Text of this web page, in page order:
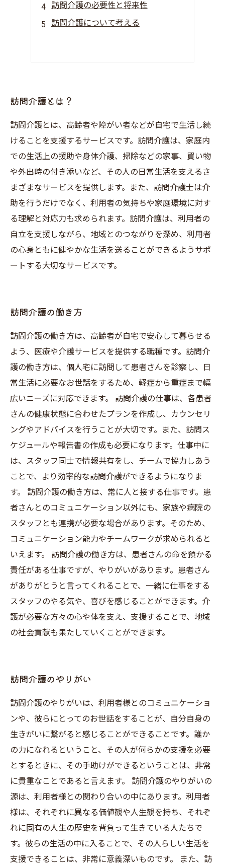
訪問介護の必要性と将来性
訪問介護について考える
訪問介護とは？
訪問介護とは、高齢者や障がい者などが自宅で生活し続
けることを支援するサービスです。訪問介護は、家庭内
での生活上の援助や身体介護、掃除などの家事、買い物
や外出時の付き添いなど、その人の日常生活を支えるさ
まざまなサービスを提供します。また、訪問介護士は介
助を行うだけでなく、利用者の気持ちや家庭環境に対す
る理解と対応力も求められます。訪問介護は、利用者の
自立を支援しながら、地域とのつながりを深め、利用者
の心身ともに健やかな生活を送ることができるようサポ
ートする大切なサービスです。
訪問介護の働き方
訪問介護の働き方は、高齢者が自宅で安心して暮らせる
よう、医療や介護サービスを提供する職種です。訪問介
護の働き方は、個人宅に訪問して患者さんを診察し、日
常生活に必要なお世話をするため、軽症から重症まで幅
広いニーズに対応できます。 訪問介護の仕事は、各患者
さんの健康状態に合わせたプランを作成し、カウンセリ
ングやアドバイスを行うことが大切です。また、訪問ス
ケジュールや報告書の作成も必要になります。仕事中に
は、スタッフ同士で情報共有をし、チームで協力しあう
ことで、より効率的な訪問介護ができるようになりま
す。 訪問介護の働き方は、常に人と接する仕事です。患
者さんとのコミュニケーション以外にも、家族や病院の
スタッフとも連携が必要な場合があります。そのため、
コミュニケーション能力やチームワークが求められると
いえます。 訪問介護の働き方は、患者さんの命を預かる
責任がある仕事ですが、やりがいがあります。患者さん
がありがとうと言ってくれることで、一緒に仕事をする
スタッフのやる気や、喜びを感じることができます。介
護が必要な方々の心や体を支え、支援することで、地域
の社会貢献も果たしていくことができます。
訪問介護のやりがい
訪問介護のやりがいは、利用者様とのコミュニケーショ
ンや、彼らにとってのお世話をすることが、自分自身の
生きがいに繋がると感じることができることです。誰か
の力になれるということ、その人が何らかの支援を必要
とするときに、その手助けができるということは、非常
に貴重なことであると言えます。 訪問介護のやりがいの
源は、利用者様との関わり合いの中にあります。利用者
様は、それぞれに異なる価値観や人生観を持ち、それぞ
れに固有の人生の歴史を背負って生きている人たちで
す。彼らの生活の中に入ることで、その人らしい生活を
支援できることは、非常に意義深いものです。 また、訪